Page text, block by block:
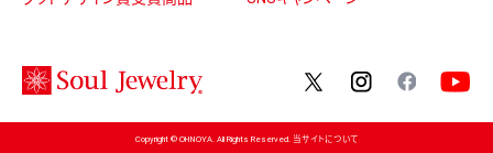
twitterinstagram
Copyright © OHNOYA. All Rights Reserved. 当サイトについて